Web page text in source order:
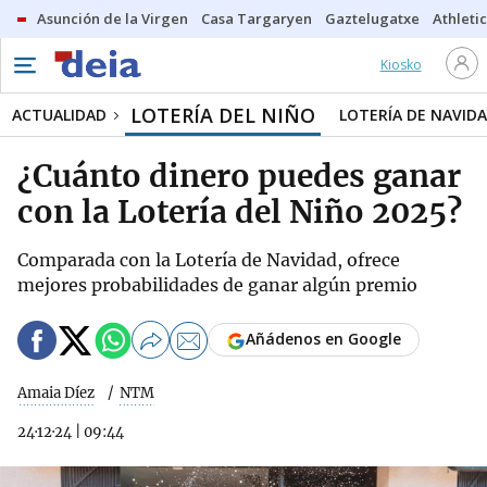
Asunción de la Virgen Casa Targaryen Gaztelugatxe Athletic
Kiosko
ACTUALIDAD LOTERÍA DEL NIÑO LOTERÍA DE
¿Cuánto dinero puedes ganar
con la Lotería del Niño 2025?
Comparada con la Lotería de Navidad, ofrece
mejores probabilidades de ganar algún premio
Amaia Díez NTM
24·12·24 09:44
Añádenos en Google